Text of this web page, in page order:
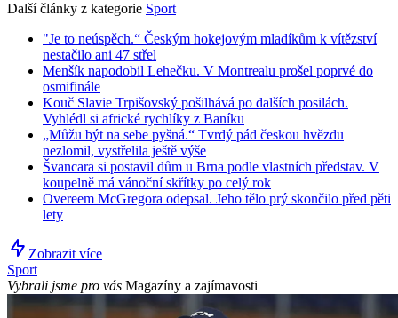
Další články z kategorie Sport
"Je to neúspěch.“ Českým hokejovým mladíkům k vítězství
nestačilo ani 47 střel
Menšík napodobil Lehečku. V Montrealu prošel poprvé do
osmifinále
Kouč Slavie Trpišovský pošilhává po dalších posilách.
Vyhlédl si africké rychlíky z Baníku
„Můžu být na sebe pyšná.“ Tvrdý pád českou hvězdu
nezlomil, vystřelila ještě výše
Švancara si postavil dům u Brna podle vlastních představ. V
koupelně má vánoční skřítky po celý rok
Overeem McGregora odepsal. Jeho tělo prý skončilo před pěti
lety
Zobrazit více
Sport
Vybrali jsme pro vás Magazíny a zajímavosti